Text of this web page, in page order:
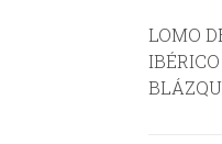
LOMO